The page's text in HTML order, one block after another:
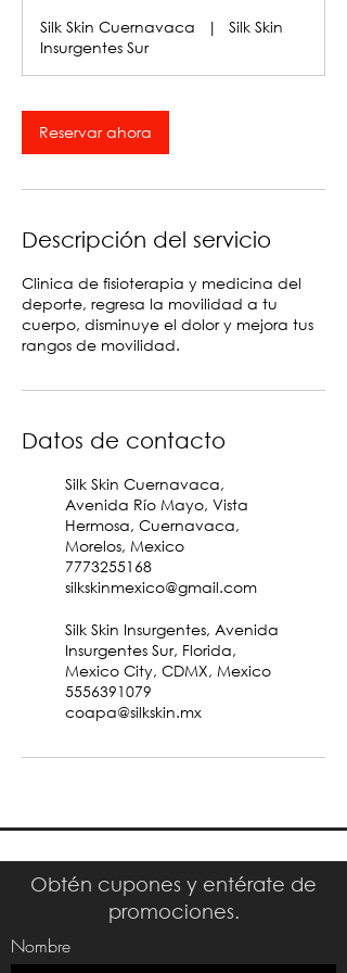
Silk Skin Cuernavaca |
Silk Skin
Insurgentes Sur
Reservar ahora
Descripción del servicio
Clinica de fisioterapia y medicina del
deporte, regresa la movilidad a tu
cuerpo, disminuye el dolor y mejora tus
rangos de movilidad.
Datos de contacto
Silk Skin Cuernavaca,
Avenida Río Mayo, Vista
Hermosa, Cuernavaca,
Morelos, Mexico
7773255168
silkskinmexico@gmail.com
Silk Skin Insurgentes, Avenida
Insurgentes Sur, Florida,
Mexico City, CDMX, Mexico
5556391079
coapa@silkskin.mx
Obtén cupones y entérate de
promociones.
Nombre